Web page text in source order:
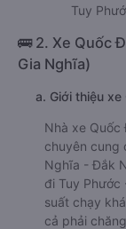
Tuy
🚌 2. Xe Quốc
Gia Nghĩa)
a. Giới thiệu
Nhà xe
chuyên cung
Nghĩa - Đắk
đi Tuy
suất chạy
cả phải